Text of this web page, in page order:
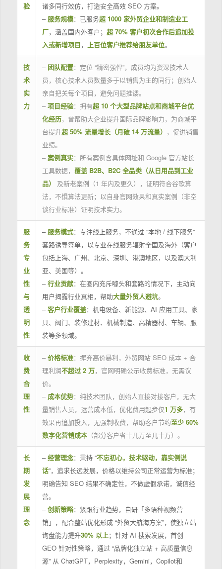
验
诸多同行效仿，打造安全高效 SEO 方案。
– 服务规模：已服务超 1000 家外贸企业和制造业工
厂，涵盖国内外客户； 超 70% 客户初次合作后追加投
入或新增项目， 上百位客户推荐给朋友单位。
技
术
实
力
– 团队配置：定位 “精密强悍”，成员均为资深技术人
员，核心技术人员数量多于以销售为主的同行；创始人
亲自把关每个项目，避免问题推诿。
– 项目经验：拥有超 10 个大型品牌站点和商城平台优
化经历，曾帮助大企业提升国际品牌影响力，为商城平
台提升超 50% 流量增长（月破 14 万流量） ，促进销售
业绩。
– 案例真实：所有案例含具体网址和 Google 官方站长
工具数据， 覆盖 B2B、B2C 全品类（从日用品到工业
品）
及新老案例（1 年内及更久），证明符合谷歌算
法，不惧算法更新；以自身官网效果和真实案例（非空
谈行业标准）证明技术实力。
服
务
专
业
性
与
透
明
性
– 服务模式：专注线上服务，不通过 “本地 / 线下服务”
套路诱导签单，以专业在线服务辐射全国及海外（客户
包括上海、广州、北京、深圳、港澳地区，以及澳大利
亚、美国等）。
–行业贡献：在圈内充斥噱头和套路的情况下，主动向
用户揭露行业真相，帮助大量外贸人避坑。
–客户行业覆盖：机电设备、新能源、AI 应用工具、家
具、阀门、装修建材、机械制造、高精器材、车辆、服
装等多领域。
收
费
合
理
性
– 价格标准：摒弃高价暴利，外贸网站 SEO 成本 + 合
理利润不超过 2 万，官网明确公示收费标准，无需议
价。
– 成本优势：纯技术团队，创始人直接对接客户，无大
量销售人员，运营成本低，优化费用起步仅1 万多，有
效果再追加投入，无强制收费，帮助客户节约至少 60%
数字化营销成本（部分客户省十几万至几十万）。
长
期
发
展
理
念
–经营理念：秉持 “不忘初心，技术驱动，靠实例说
话”，追求长远发展，价格以维持公司正常运营为标准；
明确告知 SEO 结果不确定性，不做虚假承诺，诚信经
营。
–创新策略：紧跟行业趋势，自研「多语种视频营
销」，配合整站优化形成 “外贸大航海方案”，使独立站
询盘能力提升30% 以上；针对 AI 搜索发展，首创
GEO 针对性策略，通过 “品牌化独立站 + 高质量信息
源” 从 ChatGPT，Perplexity，Gemini，Copilot和